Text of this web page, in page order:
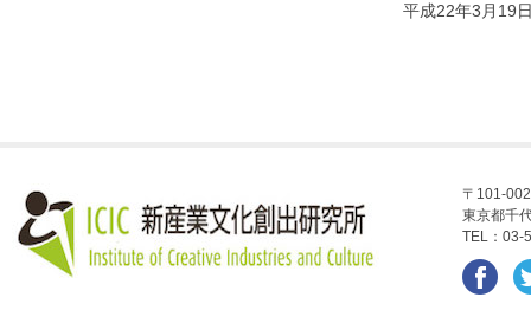
平成22年3月19
〒101-
東京都千
TEL：